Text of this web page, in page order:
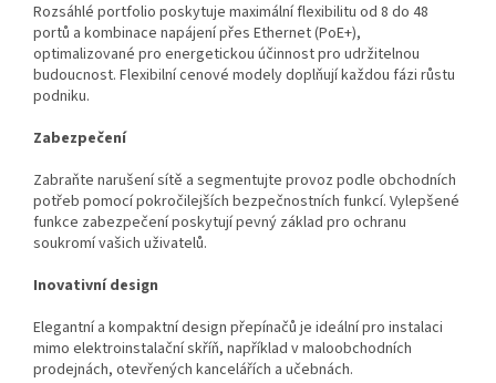
Rozsáhlé portfolio poskytuje maximální flexibilitu od 8 do 48
portů a kombinace napájení přes Ethernet (PoE+),
optimalizované pro energetickou účinnost pro udržitelnou
budoucnost. Flexibilní cenové modely doplňují každou fázi růstu
podniku.
Zabezpečení
Zabraňte narušení sítě a segmentujte provoz podle obchodních
potřeb pomocí pokročilejších bezpečnostních funkcí. Vylepšené
funkce zabezpečení poskytují pevný základ pro ochranu
soukromí vašich uživatelů.
Inovativní design
Elegantní a kompaktní design přepínačů je ideální pro instalaci
mimo elektroinstalační skříň, například v maloobchodních
prodejnách, otevřených kancelářích a učebnách.